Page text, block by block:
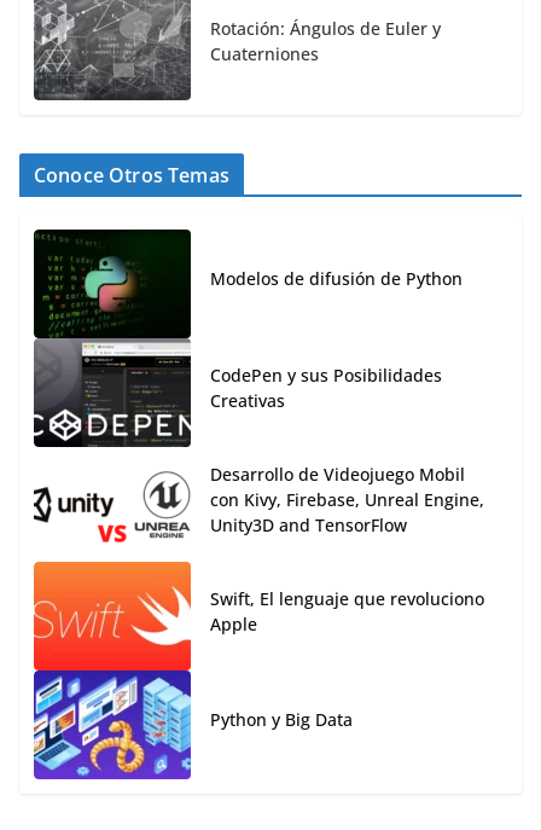
Rotación: Ángulos de Euler y
Cuaterniones
Conoce Otros Temas
Modelos de difusión de Python
CodePen y sus Posibilidades
Creativas
Desarrollo de Videojuego Mobil
con Kivy, Firebase, Unreal Engine,
Unity3D and TensorFlow
Swift, El lenguaje que revoluciono
Apple
Python y Big Data